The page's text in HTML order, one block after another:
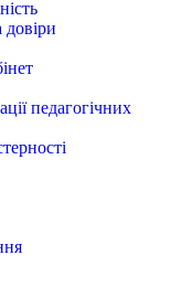
педагогічних